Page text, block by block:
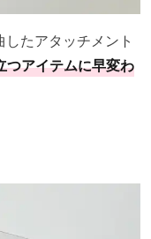
たアタッチメント
つアイテムに早変わ